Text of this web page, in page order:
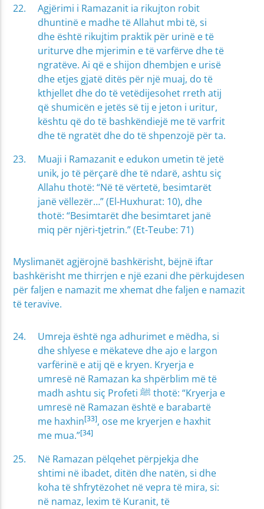
Agjërimi i Ramazanit ia rikujton robit
dhuntinë e madhe të Allahut mbi të, si
dhe është rikujtim praktik për urinë e të
uriturve dhe mjerimin e të varfërve dhe të
ngratëve. Ai që e shijon dhembjen e urisë
dhe etjes gjatë ditës për një muaj, do të
kthjellet dhe do të vetëdijesohet rreth atij
që shumicën e jetës së tij e jeton i uritur,
kështu që do të bashkëndiejë me të varfrit
dhe të ngratët dhe do të shpenzojë për ta.
Muaji i Ramazanit e edukon umetin të jetë
unik, jo të përçarë dhe të ndarë, ashtu siç
Allahu thotë: “Në të vërtetë, besimtarët
janë vëllezër…” (El-Huxhurat: 10), dhe
thotë: “Besimtarët dhe besimtaret janë
miq për njëri-tjetrin.” (Et-Teube: 71)
Myslimanët agjërojnë bashkërisht, bëjnë iftar
bashkërisht me thirrjen e një ezani dhe përkujdesen
për faljen e namazit me xhemat dhe faljen e namazit
të teravive.
Umreja është nga adhurimet e mëdha, si
dhe shlyese e mëkateve dhe ajo e largon
varfërinë e atij që e kryen. Kryerja e
umresë në Ramazan ka shpërblim më të
madh ashtu siç Profeti ﷺ thotë: “Kryerja e
umresë në Ramazan është e barabartë
me haxhin[33], ose me kryerjen e haxhit
me mua.”[34]
Në Ramazan pëlqehet përpjekja dhe
shtimi në ibadet, ditën dhe natën, si dhe
koha të shfrytëzohet në vepra të mira, si:
në namaz, lexim të Kuranit, të